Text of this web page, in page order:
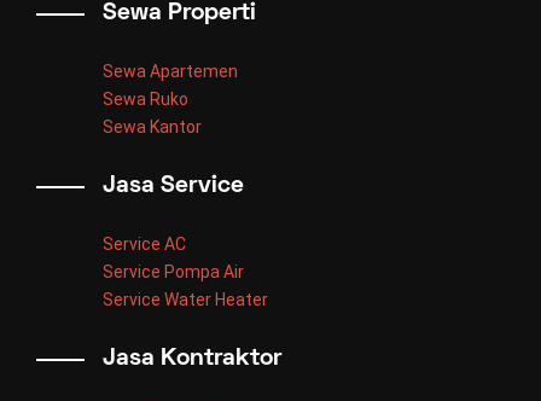
Sewa Properti
Sewa Apartemen
Sewa Ruko
Sewa Kantor
Jasa Service
Service AC
Service Pompa Air
Service Water Heater
Jasa Kontraktor